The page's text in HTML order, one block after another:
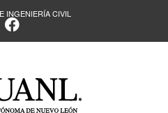
INGENIERÍA CIVIL